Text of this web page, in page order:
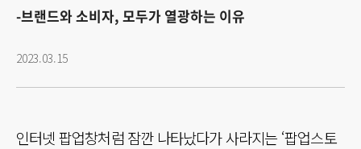
-브랜드와 소비자, 모두가 열광하는 이유
2023.03.15
인터넷 팝업창처럼 잠깐 나타났다가 사라지는 ‘팝업스토